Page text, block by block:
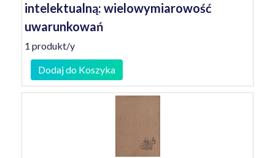
intelektualną: wielowymiarowość
uwarunkowań
1 produkt/y
Dodaj do Koszyka